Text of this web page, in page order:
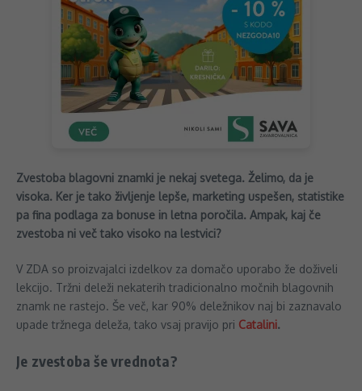
Zvestoba blagovni znamki je nekaj svetega. Želimo, da je
visoka. Ker je tako življenje lepše, marketing uspešen, statistike
pa fina podlaga za bonuse in letna poročila. Ampak, kaj če
zvestoba ni več tako visoko na lestvici?
V ZDA so proizvajalci izdelkov za domačo uporabo že doživeli
lekcijo. Tržni deleži nekaterih tradicionalno močnih blagovnih
znamk ne rastejo. Še več, kar 90% deležnikov naj bi zaznavalo
upade tržnega deleža, tako vsaj pravijo pri Catalini.
Je zvestoba še vrednota?